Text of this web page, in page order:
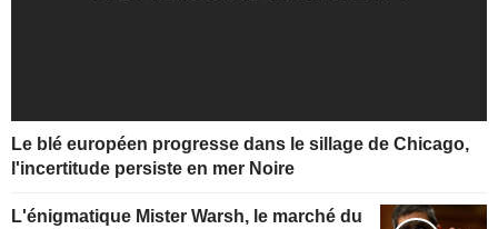
Le blé européen progresse dans le sillage de Chicago,
l'incertitude persiste en mer Noire
L'énigmatique Mister Warsh, le marché du